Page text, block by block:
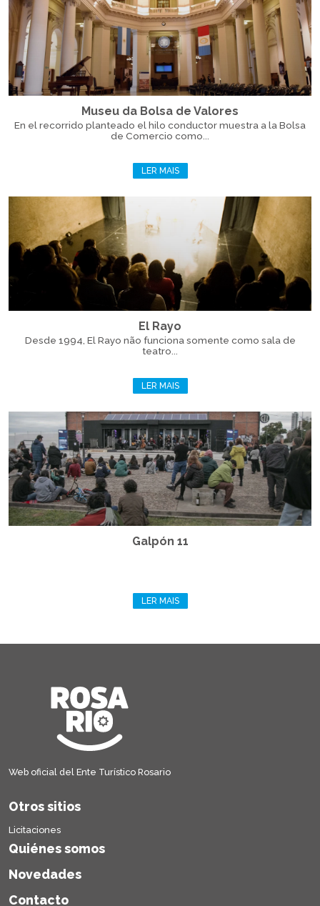
Museu da Bolsa de Valores
En el recorrido planteado el hilo conductor muestra a la Bolsa
de Comercio como...
LER MAIS
El Rayo
Desde 1994, El Rayo não funciona somente como sala de
teatro...
LER MAIS
Galpón 11
LER MAIS
Web oficial del Ente Turístico Rosario
Otros sitios
Licitaciones
Quiénes somos
Novedades
Contacto